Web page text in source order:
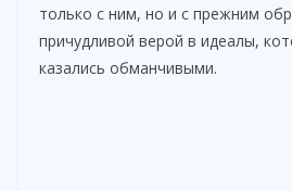
только с ним, но и с прежним
причудливой верой в идеалы,
казались обманчивыми.